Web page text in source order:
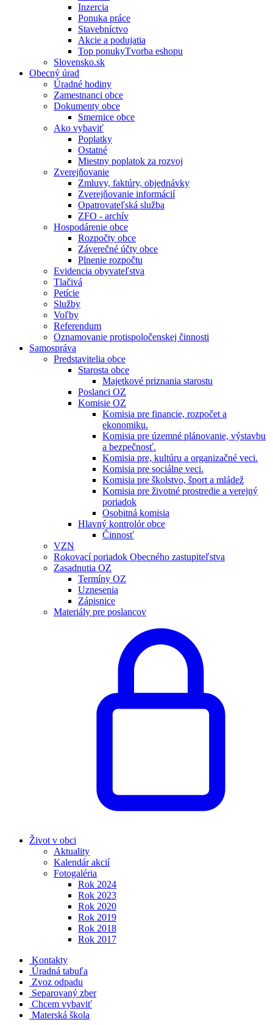
Inzercia
Ponuka práce
Stavebníctvo
Akcie a podujatia
Top ponukyTvorba eshopu
Slovensko.sk
Obecný úrad
Úradné hodiny
Zamestnanci obce
Dokumenty obce
Smernice obce
Ako vybaviť
Poplatky
Ostatné
Miestny poplatok za rozvoj
Zverejňovanie
Zmluvy, faktúry, objednávky
Zverejňovanie informácií
Opatrovateľská služba
ZFO - archív
Hospodárenie obce
Rozpočty obce
Záverečné účty obce
Plnenie rozpočtu
Evidencia obyvateľstva
Tlačivá
Petície
Služby
Voľby
Referendum
Oznamovanie protispoločenskej činnosti
Samospráva
Predstavitelia obce
Starosta obce
Majetkové priznania starostu
Poslanci OZ
Komisie OZ
Komisia pre financie, rozpočet a
ekonomiku.
Komisia pre územné plánovanie, výstavbu
a bezpečnosť.
Komisia pre, kultúru a organizačné veci.
Komisia pre sociálne veci.
Komisia pre školstvo, šport a mládež
Komisia pre životné prostredie a verejný
poriadok
Osobitná komisia
Hlavný kontrolór obce
Činnosť
VZN
Rokovací poriadok Obecného zastupiteľstva
Zasadnutia OZ
Termíny OZ
Uznesenia
Zápisnice
Materiály pre poslancov
Život v obci
Aktuality
Kalendár akcií
Fotogaléria
Rok 2024
Rok 2023
Rok 2020
Rok 2019
Rok 2018
Rok 2017
Kontakty
Úradná tabuľa
Zvoz odpadu
Separovaný zber
Chcem vybaviť
Materská škola